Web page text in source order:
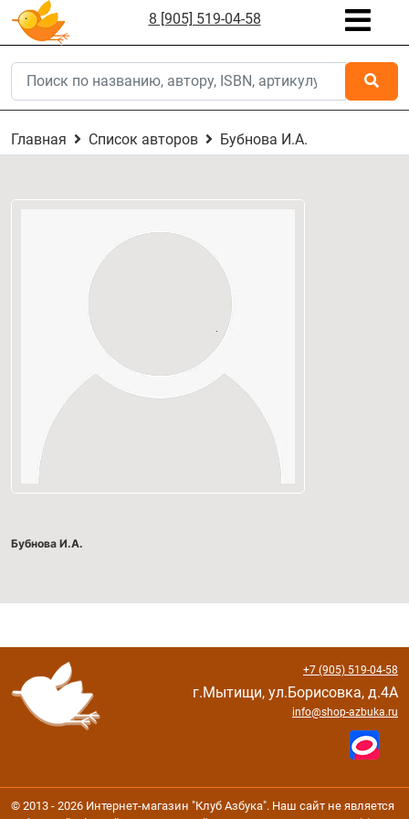
8 [905] 519-04-58
Главная Список авторов Бубнова И.А.
Бубнова И.А.
+7 (905) 519-04-58
г.Мытищи, ул.Борисовка, д.4А
info@shop-azbuka.ru
© 2013 - 2026 Интернет-магазин "Клуб Азбука". Наш сайт не является